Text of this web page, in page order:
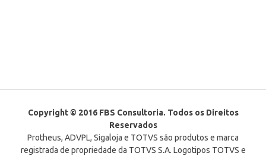
Copyright © 2016 FBS Consultoria. Todos os Direitos
Reservados
Protheus, ADVPL, Sigaloja e TOTVS são produtos e marca
registrada de propriedade da TOTVS S.A. Logotipos TOTVS e